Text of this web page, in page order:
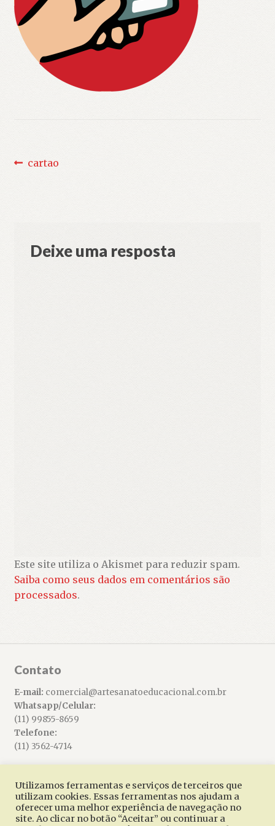
Navegação
Post
cartao
Deixe uma resposta
Este site utiliza o Akismet para reduzir spam.
Saiba como seus dados em comentários são
processados.
Contato
E-mail: comercial@artesanatoeducacional.com.br
Whatsapp/Celular:
(11) 99855-8659
Telefone:
(11) 3562-4714
© Artesanato Educacional 2026
Utilizamos ferramentas e serviços de terceiros que
utilizam cookies. Essas ferramentas nos ajudam a
oferecer uma melhor experiência de navegação no
site. Ao clicar no botão “Aceitar” ou continuar a